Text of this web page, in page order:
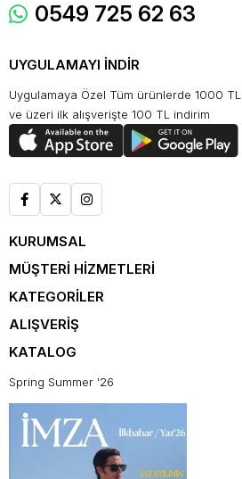
0549 725 62 63
UYGULAMAYI İNDİR
Uygulamaya Özel Tüm ürünlerde 1000 TL
ve üzeri ilk alışverişte 100 TL indirim
KURUMSAL
MÜŞTERİ HİZMETLERİ
KATEGORİLER
ALIŞVERİŞ
KATALOG
Spring Summer '26